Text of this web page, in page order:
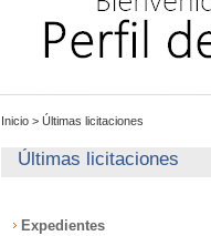
Inicio > Últimas licitaciones
Últimas licitaciones
Expedientes